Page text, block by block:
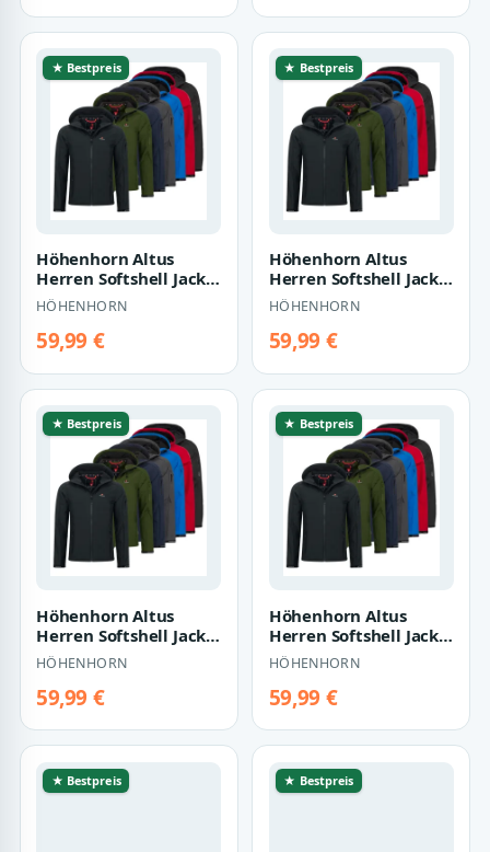
★ Bestpreis
Höhenhorn Altus
Herren Softshell Jacke
Outdoor
Funktionsjacke XL
Steel…
HÖHENHORN
59,99 €
★ Bestpreis
Höhenhorn Altus
Herren Softshell Jacke
Outdoor
Funktionsjacke 3XL
Nigh…
HÖHENHORN
59,99 €
★ Bestpreis
Höhenhorn Altus
Herren Softshell Jacke
Outdoor
Funktionsjacke 3XL
GrÃ¼…
HÖHENHORN
59,99 €
★ Bestpreis
Höhenhorn Altus
Herren Softshell Jacke
Outdoor
Funktionsjacke 3XL
Midn…
HÖHENHORN
59,99 €
★ Bestpreis ★ Bestpreis